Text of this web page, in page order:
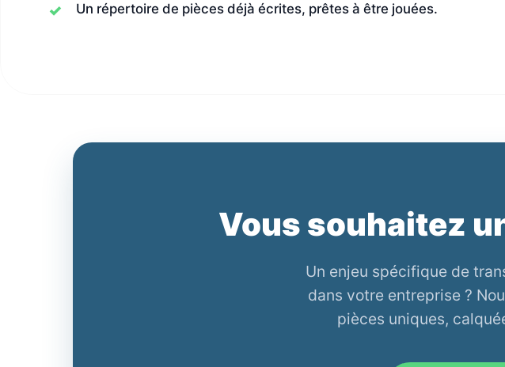
Un répertoire de pièces déjà écrites, prêtes à être jouées.
Vous souhaitez
Un enjeu spécifique de
dans votre entreprise ?
pièces uniques,